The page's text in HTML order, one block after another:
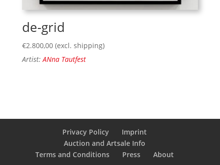
de-grid
€2.800,00 (excl. shipping)
Artist:ANna Tautfest
Privacy Policy
Imprint
Auction and Artsale Info
Terms and Conditions
Press About